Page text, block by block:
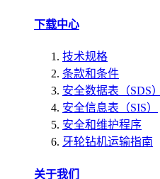
下载中心
技术规格
条款和条件
安全数据表（SDS）
安全信息表（SIS）
安全和维护程序
牙轮钻机运输指南
关于我们